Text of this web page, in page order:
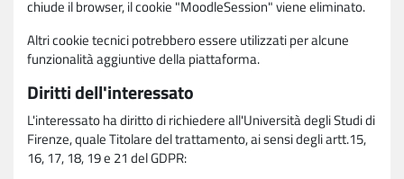
chiude il browser, il cookie "MoodleSession" viene eliminato.
Altri cookie tecnici potrebbero essere utilizzati per alcune
funzionalità aggiuntive della piattaforma.
Diritti dell'interessato
L'interessato ha diritto di richiedere all'Università degli Studi di
Firenze, quale Titolare del trattamento, ai sensi degli artt.15,
16, 17, 18, 19 e 21 del GDPR: